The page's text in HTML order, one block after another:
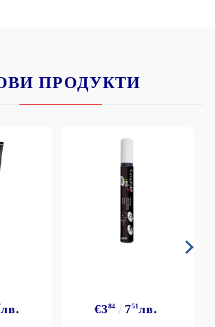
ПРОДУКТИ
лв. €384 751лв.